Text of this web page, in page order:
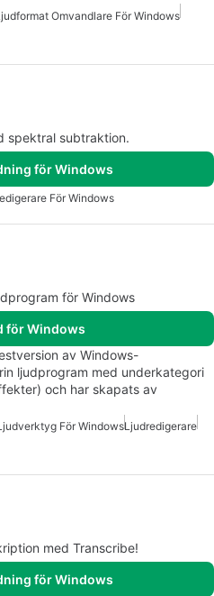
Omvandlare För Windows
spektral subtraktion.
för Windows
För Windows
för Windows
för Windows
av Windows-
ljudprogram med underkategori
och har skapats av
För WindowsLjudredigerare
med Transcribe!
för Windows